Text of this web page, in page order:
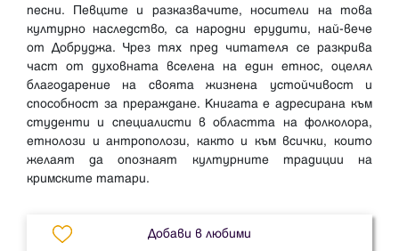
песни. Певците и разказвачите, носители на това
културно наследство, са народни ерудити, най-вече
от Добруджа. Чрез тях пред читателя се разкрива
част от духовната вселена на един етнос, оцелял
благодарение на своята жизнена устойчивост и
способност за прераждане. Книгата е адресирана към
студенти и специалисти в областта на фолколора,
етнолози и антрополози, както и към всички, които
желаят да опознаят културните традиции на
Добави в любими